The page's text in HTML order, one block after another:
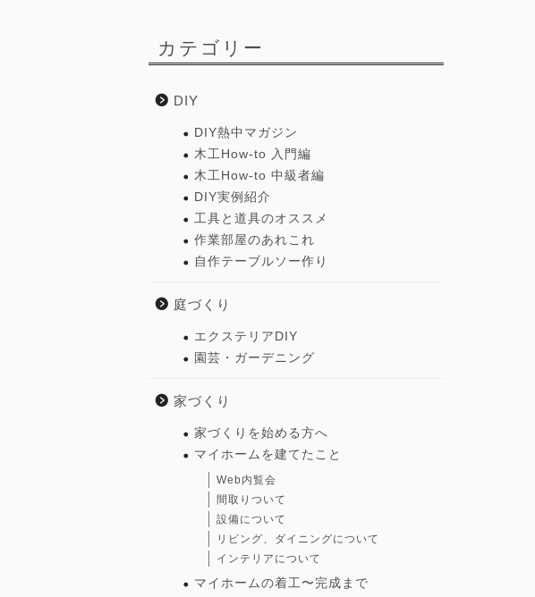
カテゴリー
DIY
DIY熱中マガジン
木工How-to 入門編
木工How-to 中級者編
DIY実例紹介
工具と道具のオススメ
作業部屋のあれこれ
自作テーブルソー作り
庭づくり
エクステリアDIY
園芸・ガーデニング
家づくり
家づくりを始める方へ
マイホームを建てたこと
Web内覧会
間取りついて
設備について
リビング、ダイニングについて
インテリアについて
マイホームの着工〜完成まで